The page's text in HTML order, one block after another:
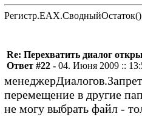
Регистр.EAX.СводныйОстаток()
Re: Перехватить диалог
Ответ #22 - 04. Июня 2009 ::
перемещение в другие
не могу выбрать файл -